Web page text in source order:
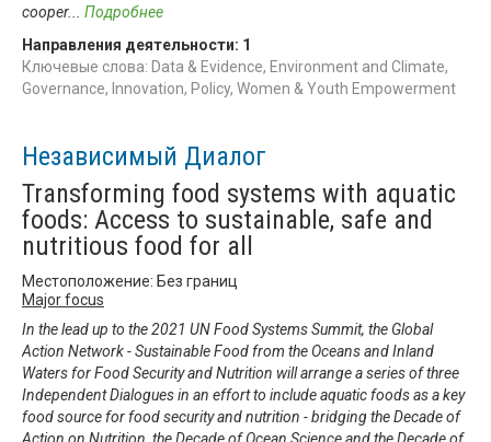
cooper... Подробнее
Направления деятельности: 1
Ключевые слова: Data & Evidence, Environment and Climate,
Governance, Innovation, Policy, Women & Youth Empowerment
Независимый Диалог
Transforming food systems with aquatic
foods: Access to sustainable, safe and
nutritious food for all
Местоположение: Без границ
Major focus
In the lead up to the 2021 UN Food Systems Summit, the Global
Action Network - Sustainable Food from the Oceans and Inland
Waters for Food Security and Nutrition will arrange a series of three
Independent Dialogues in an effort to include aquatic foods as a key
food source for food security and nutrition - bridging the Decade of
Action on Nutrition, the Decade of Ocean Science and the Decade of